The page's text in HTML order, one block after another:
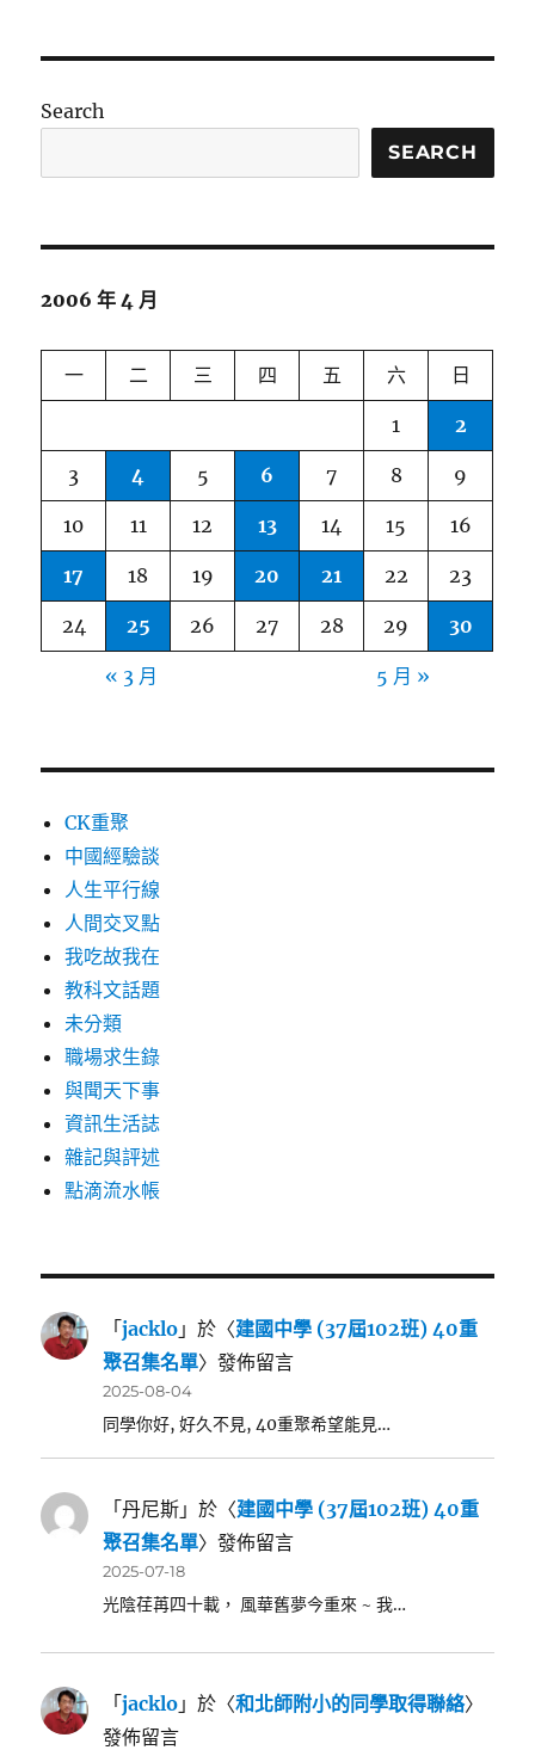
Search
SEARCH
2006 年 4 月
一 二 三 四 五 六 日
1 2
3 4 5 6 7 8 9
10 11 12 13 14 15 16
17 18 19 20 21 22 23
24 25 26 27 28 29 30
« 3 月 5 月 »
CK重聚
中國經驗談
人生平行線
人間交叉點
我吃故我在
教科文話題
未分類
職場求生錄
與聞天下事
資訊生活誌
雜記與評述
點滴流水帳
「jacklo 」於〈建國中學 (37屆102班) 40重
聚召集名單〉發佈留言
2025-08-04
同學你好, 好久不見, 40重聚希望能見…
「丹尼斯 」於〈建國中學 (37屆102班) 40重
聚召集名單〉發佈留言
2025-07-18
光陰荏苒四十載， 風華舊夢今重來 ~ 我…
「jacklo 」於〈和北師附小的同學取得聯絡〉
發佈留言